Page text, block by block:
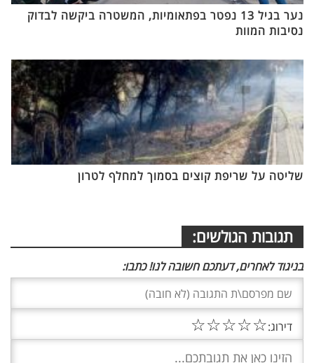
נער בגיל 13 נפטר בפתאומיות, המשטרה ביקשה לבדוק
נסיבות המוות
שליטה על שריפת קוצים בסמוך למחלף לטרון
תגובות הגולשים:
בניגוד לאחרים, דעתכם חשובה לנו! כתבו:
דירוג:☆
☆
☆
☆
☆